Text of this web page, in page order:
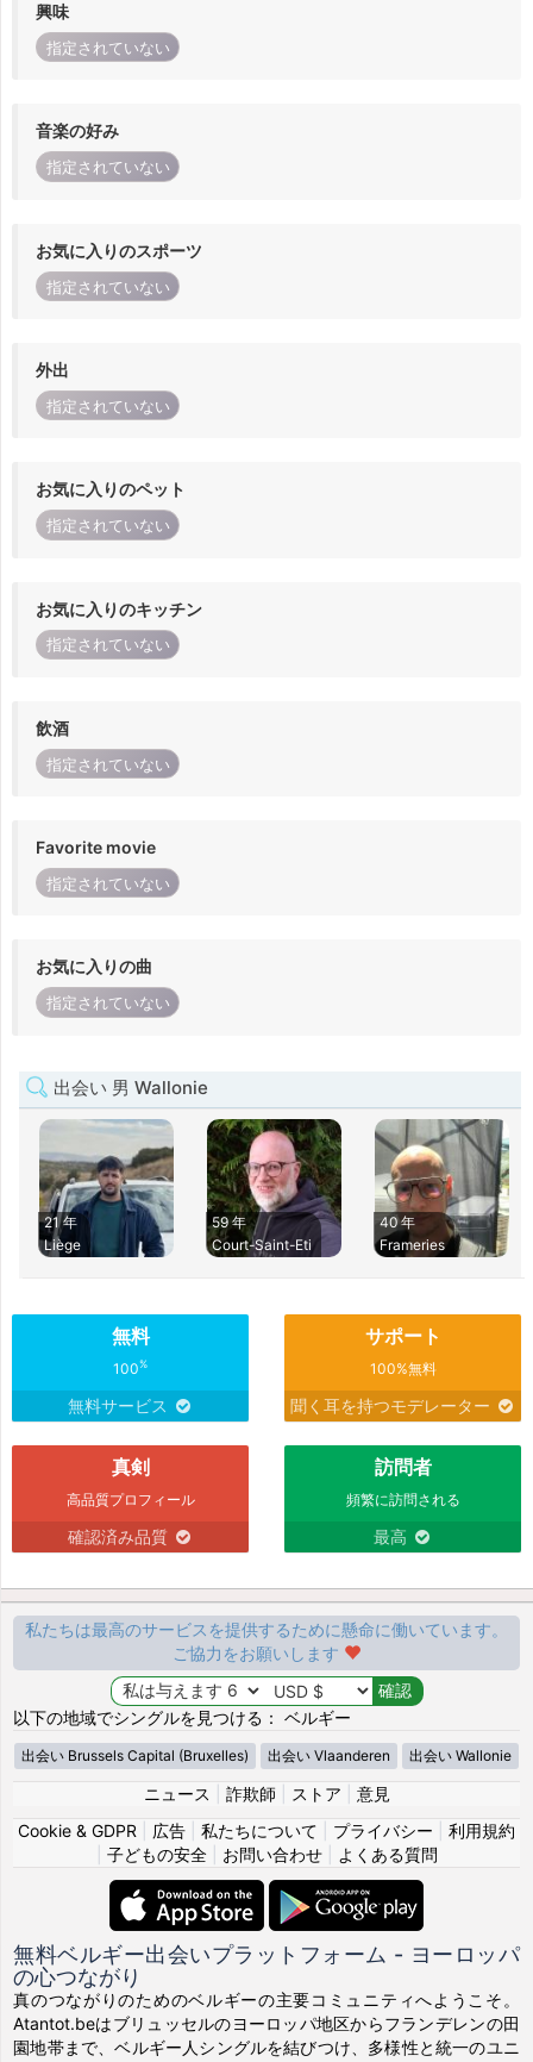
興味
指定されていない
音楽の好み
指定されていない
お気に入りのスポーツ
指定されていない
外出
指定されていない
お気に入りのペット
指定されていない
お気に入りのキッチン
指定されていない
飲酒
指定されていない
Favorite movie
指定されていない
お気に入りの曲
指定されていない
出会い 男 Wallonie
21 年
Liège
59 年
Court-Saint-Eti
40 年
Frameries
無料
100%
無料サービス
サポート
100%無料
聞く耳を持つモデレーター
真剣
高品質プロフィール
確認済み品質
訪問者
頻繁に訪問される
最高
私たちは最高のサービスを提供するために懸命に働いています。
ご協力をお願いします
以下の地域でシングルを見つける： ベルギー
出会い Brussels Capital (Bruxelles) 出会い Vlaanderen 出会い Wallonie
ニュース 詐欺師 ストア
意見
Cookie & GDPR
広告 私たちについて プライバシー
利用規約
子どもの安全| お問い合わせ| よくある質問
無料ベルギー出会いプラットフォーム - ヨーロッパ
の心つながり
真のつながりのためのベルギーの主要コミュニティへようこそ。
Atantot.beはブリュッセルのヨーロッパ地区からフランデレンの田
園地帯まで、ベルギー人シングルを結びつけ、多様性と統一のユニ